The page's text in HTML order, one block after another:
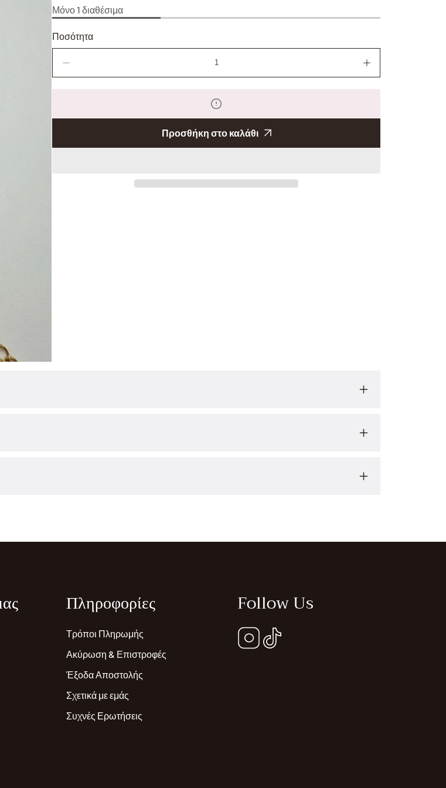
Μόνο 1 διαθέσιμα
Ποσότητα
ποσότητας
Αύξηση
ποσότητας
Προσθήκη στο καλάθι
Πληροφορίες
Τρόποι Πληρωμής
Ακύρωση & Επιστροφές
Έξοδα Αποστολής
Σχετικά με εμάς
Συχνές Ερωτήσεις
Follow Us
Instagram